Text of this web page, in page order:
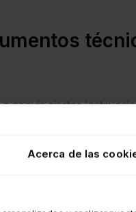
Acerca de las
seguir ciertas
de asistencia y
o los equipos
de forma